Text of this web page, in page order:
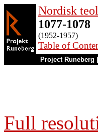
Nordisk
1077-1078
(1952-1957)
Table of
Project Runeberg
Full